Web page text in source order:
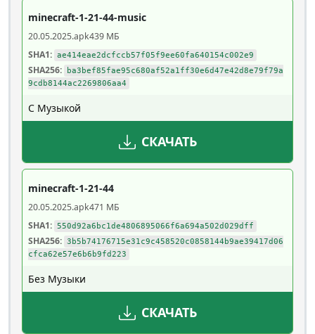
minecraft-1-21-44-music
20.05.2025.apk439 МБ
SHA1: ae414eae2dcfccb57f05f9ee60fa640154c002e9
SHA256:
ba3bef85fae95c680af52a1ff30e6d47e42d8e79f79a
9cdb8144ac2269806aa4
С Музыкой
СКАЧАТЬ
minecraft-1-21-44
20.05.2025.apk471 МБ
SHA1: 550d92a6bc1de4806895066f6a694a502d029dff
SHA256: 3b5b74176715e31c9c458520c0858144b9ae39417d06
cfca62e57e6b6b9fd223
Без Музыки
СКАЧАТЬ